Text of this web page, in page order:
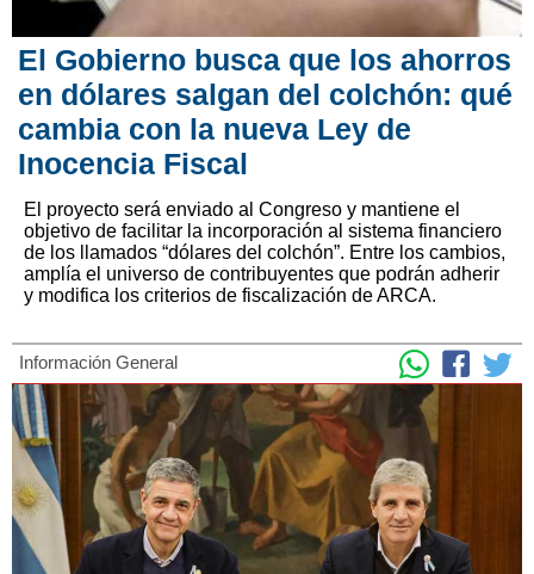
El Gobierno busca que los ahorros
en dólares salgan del colchón: qué
cambia con la nueva Ley de
Inocencia Fiscal
El proyecto será enviado al Congreso y mantiene el
objetivo de facilitar la incorporación al sistema financiero
de los llamados “dólares del colchón”. Entre los cambios,
amplía el universo de contribuyentes que podrán adherir
y modifica los criterios de fiscalización de ARCA.
Información General